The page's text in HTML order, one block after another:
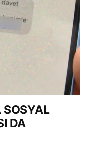
SOSYAL
DA